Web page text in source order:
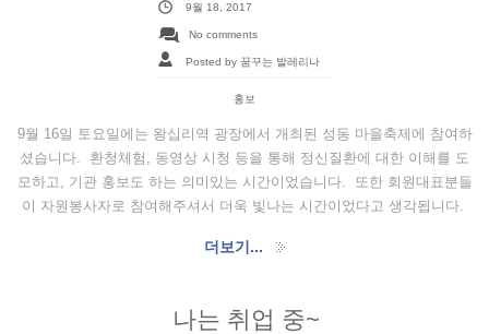
9월 18, 2017
No comments
Posted by 꿈꾸는 발레리나
홍보
9월 16일 토요일에는 왕십리역 광장에서 개최된 성동 마을축제에 참여하
셨습니다. 환청체험, 동영상 시청 등을 통해 정신질환에 대한 이해를 도
모하고, 기관 홍보도 하는 의미있는 시간이었습니다. 또한 회원대표분들
이 자원봉사자로 참여해주셔서 더욱 빛나는 시간이었다고 생각됩니다.
더보기...
나는 취업 중~